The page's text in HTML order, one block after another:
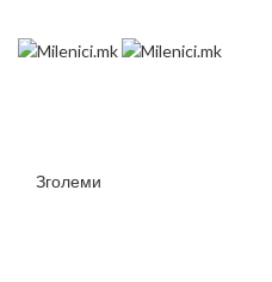
Зголеми